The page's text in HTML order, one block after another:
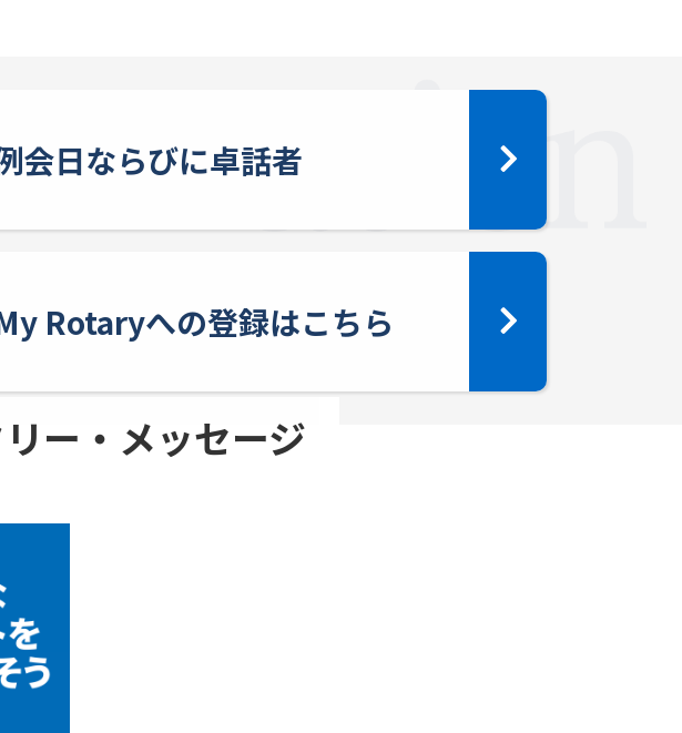
会日ならびに卓話者
Rotaryへの登録はこちら
ー・メッセージ